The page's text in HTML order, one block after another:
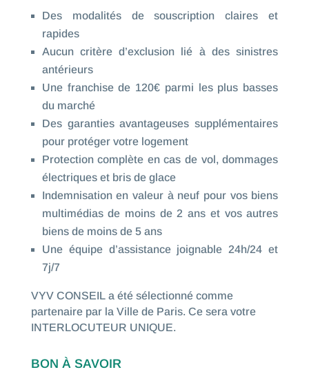
Des modalités de souscription claires et
rapides
Aucun critère d’exclusion lié à des sinistres
antérieurs
Une franchise de 120€ parmi les plus basses
du marché
Des garanties avantageuses supplémentaires
pour protéger votre logement
Protection complète en cas de vol, dommages
électriques et bris de glace
Indemnisation en valeur à neuf pour vos biens
multimédias de moins de 2 ans et vos autres
biens de moins de 5 ans
Une équipe d’assistance joignable 24h/24 et
7j/7
VYV CONSEIL a été sélectionné comme
partenaire par la Ville de Paris. Ce sera votre
INTERLOCUTEUR UNIQUE.
BON À SAVOIR